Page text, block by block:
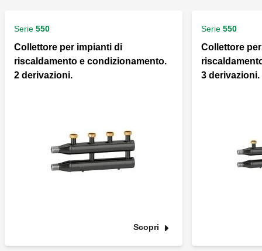
Serie 550
Collettore per impianti di
riscaldamento e condizionamento.
2 derivazioni.
Scopri
Serie 550
Collettore
3 derivazioni.